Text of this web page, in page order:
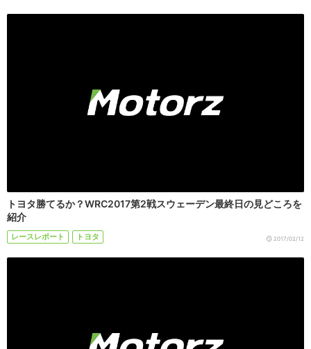
トヨタ勝てるか？WRC2017第2戦スウェーデン最終日の見どころを
紹介
レースレポート トヨタ 2017/02/12